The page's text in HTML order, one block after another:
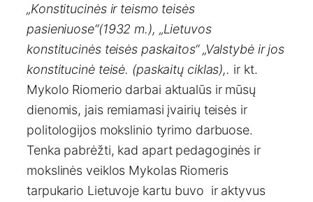
„Konstitucinės ir teismo teisės
pasieniuose“(1932 m.), „Lietuvos
konstitucinės teisės paskaitos“ „Valstybė ir jos
konstitucinė teisė. (paskaitų ciklas),. ir kt.
Mykolo Riomerio darbai aktualūs ir mūsų
dienomis, jais remiamasi įvairių teisės ir
politologijos mokslinio tyrimo darbuose.
Tenka pabrėžti, kad apart pedagoginės ir
mokslinės veiklos Mykolas Riomeris
tarpukario Lietuvoje kartu buvo ir aktyvus